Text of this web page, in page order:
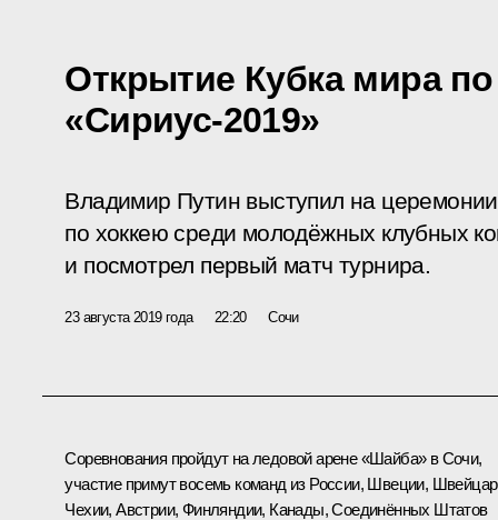
Открытие Кубка мира
«Сириус-2019»
Владимир Путин выступил на
по хоккею среди молодёжных клубных
и посмотрел первый матч турнира.
23 августа 2019 года 22:20 Сочи
Соревнования пройдут на ледовой арене «Шайба» в Сочи,
участие примут восемь команд из России, Швеции,
Чехии, Австрии, Финляндии, Канады, Соединённых Штатов